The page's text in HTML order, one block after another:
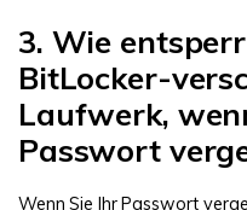
3. Wie
BitLocker-
Laufwerk,
Passwort
Wenn Sie Ihr Passwort